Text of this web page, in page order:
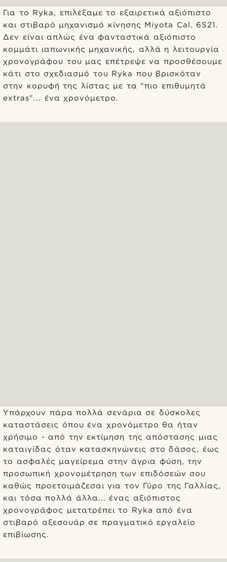
Για το Ryka, επιλέξαμε το εξαιρετικά αξιόπιστο
και στιβαρό μηχανισμό κίνησης Miyota Cal. 6S21.
Δεν είναι απλώς ένα φανταστικά αξιόπιστο
κομμάτι ιαπωνικής μηχανικής, αλλά η λειτουργία
χρονογράφου του μας επέτρεψε να προσθέσουμε
κάτι στο σχεδιασμό του Ryka που βρισκόταν
στην κορυφή της λίστας με τα "πιο επιθυμητά
extras"... ένα χρονόμετρο.
Υπάρχουν πάρα πολλά σενάρια σε δύσκολες
καταστάσεις όπου ένα χρονόμετρο θα ήταν
χρήσιμο - από την εκτίμηση της απόστασης μιας
καταιγίδας όταν κατασκηνώνεις στο δάσος, έως
το ασφαλές μαγείρεμα στην άγρια φύση, την
προσωπική χρονομέτρηση των επιδόσεών σου
καθώς προετοιμάζεσαι για τον Γύρο της Γαλλίας,
και τόσα πολλά άλλα... ένας αξιόπιστος
χρονογράφος μετατρέπει το Ryka από ένα
στιβαρό αξεσουάρ σε πραγματικό εργαλείο
επιβίωσης.